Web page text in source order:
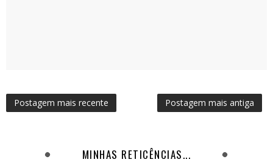
Postagem mais recente Postagem mais antiga
MINHAS RETICÊNCIAS...